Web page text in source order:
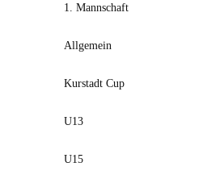
1. Mannschaft
Allgemein
Kurstadt Cup
U13
U15